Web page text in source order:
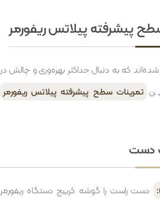
پیشرفته پیلاتس ریفورمر
که به دنبال حداکثر بهره‌وری و چالش در
تمرینات سطح پیشرفته پیلاتس ریفورمر
دست راست را گوشه کرییج دستگاه ریفورمر